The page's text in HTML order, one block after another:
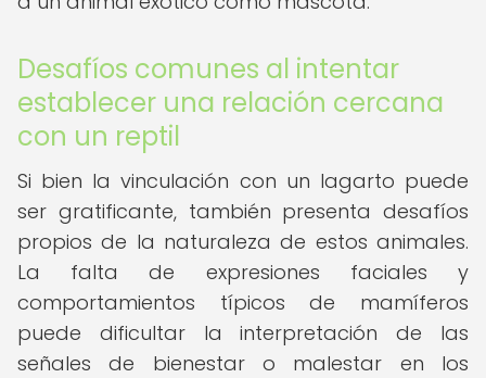
Desafíos comunes al intentar
establecer una relación cercana
con un reptil
Si bien la vinculación con un lagarto puede
ser gratificante, también presenta desafíos
propios de la naturaleza de estos animales.
La falta de expresiones faciales y
comportamientos típicos de mamíferos
puede dificultar la interpretación de las
señales de bienestar o malestar en los